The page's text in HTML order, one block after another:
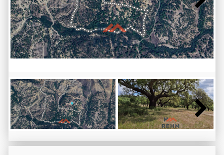
Next
Next